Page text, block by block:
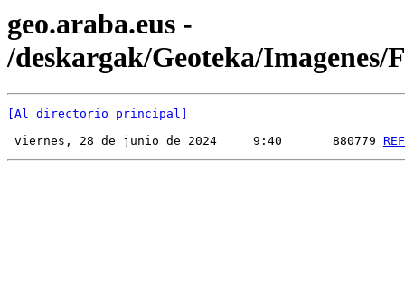
geo.araba.eus -
/deskargak/Geoteka/Imagenes/
[Al directorio principal]
viernes, 28 de junio de 2024     9:40       880779